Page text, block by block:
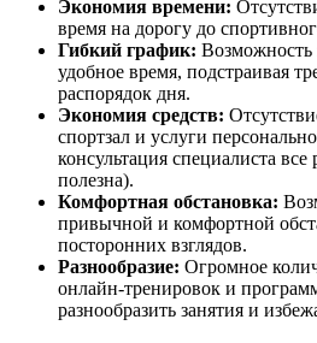
Экономия времени:
время на дорогу до
Гибкий график: Возможность
удобное время, подстраивая
распорядок дня.
Экономия средств:
спортзал и услуги
консультация специалиста
полезна).
Комфортная обстановка:
привычной и комфортной
посторонних взглядов.
Разнообразие: Огромное
онлайн-тренировок и
разнообразить занятия и